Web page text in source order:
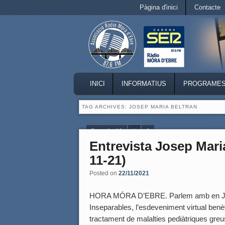
Pàgina d'inici Contacte
MAIN MENU
SKIP TO PRIMARY CONTENT
SKIP TO SECONDARY CONTENT
INICI INFORMATIUS PROGRAMES
TAG ARCHIVES: JOSEP MARIA BELTRAN
Page 1 of 2 1 2
Entrevista Josep
11-21)
Posted on 22/11/2021
HORA MÓRA D’EBRE. Parlem amb en
Inseparables, l’esdeveniment virtual
tractament de malalties pediàtriques